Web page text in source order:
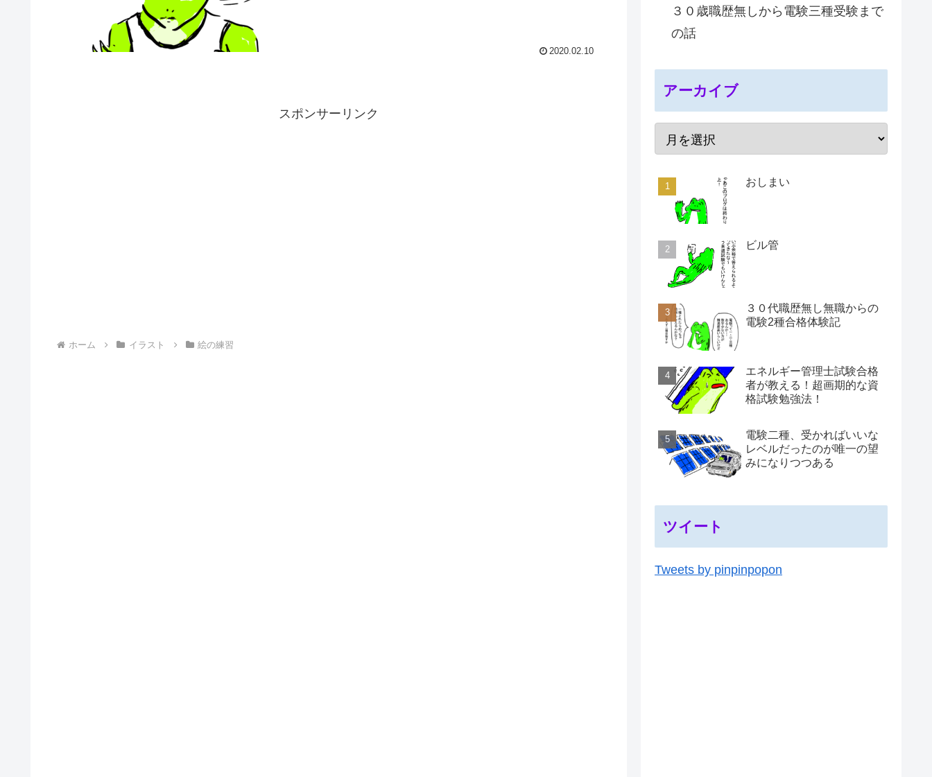
2020.02.10
スポンサーリンク
ホーム イラスト 絵の練習
３０歳職歴無しから電験三種受験まで
の話
アーカイブ
おしまい
ビル管
３０代職歴無し無職からの
電験2種合格体験記
エネルギー管理士試験合格
者が教える！超画期的な資
格試験勉強法！
電験二種、受かればいいな
レベルだったのが唯一の望
みになりつつある
ツイート
Tweets by pinpinpopon